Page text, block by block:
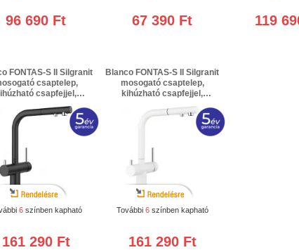
96 690 Ft 67 390 Ft 119
FONTAS-S II Silgranit
csaptelep,
csapfejjel,
csatlakoztatható,
nyomású /antracit/ 3
+ 2 év extra gyártói
6színben kapható
161 290 Ft
Blanco FONTAS-S II Silgranit
mosogató csaptelep,
kihúzható csapfejjel,
magas nyomású /fehér/ 3 év
jótállás + 2 év extra gyártói
További 6színben kapható
161 290 Ft